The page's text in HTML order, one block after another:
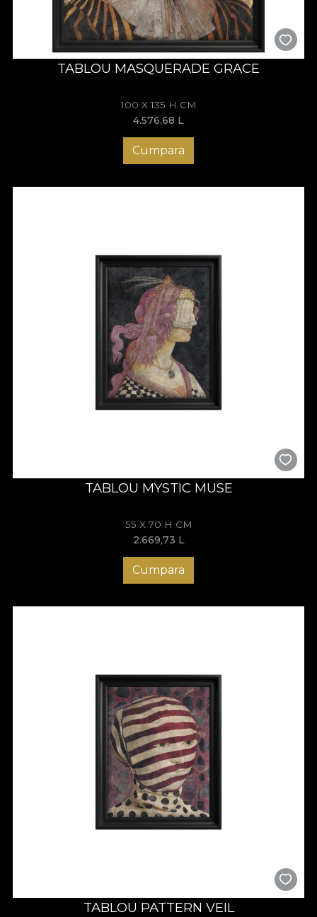
TABLOU MASQUERADE GRACE
100 X 135 H CM
4.576,68 L
Cumpara
TABLOU MYSTIC MUSE
55 X 70 H CM
2.669,73 L
Cumpara
TABLOU PATTERN VEIL